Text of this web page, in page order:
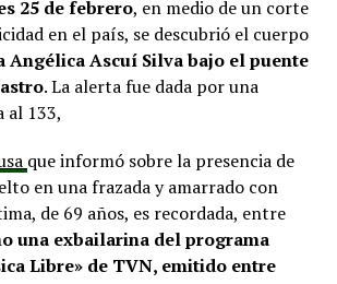
no han recibido respuesta clara sobre
recursos.“Preocupa esta situación,
que vienen trabajándose desde
hoy están en riesgo por la falta de
Curaco de Vélez, la alcaldesa Javiera
la Subdere ha apoyado
diversos proyectos y que confía en
se asignen nuevos recursos, aunque
25 de febrero, en medio de un corte
en el país, se descubrió el cuerpo
Angélica Ascuí Silvabajo el puente
. La alerta fue dada por una
al 133,
que informó sobre la presencia de
en una frazada y amarrado con
de 69 años, es recordada, entre
una exbailarina del programa
Libre» de TVN, emitido entre